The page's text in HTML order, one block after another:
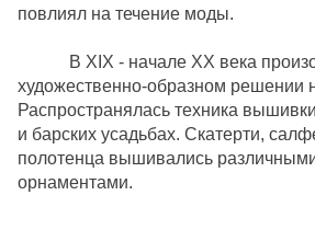
повлиял на течение моды.
В XIX - начале XX века
художественно-образном решении
Распространялась техника
и барских усадьбах. Скатерти,
полотенца вышивались
орнаментами.